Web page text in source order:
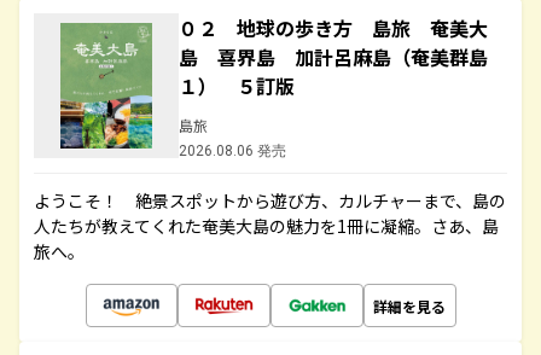
０２ 地球の歩き方 島旅 奄美大
島 喜界島 加計呂麻島（奄美群島
１） ５訂版
島旅
2026.08.06 発売
ようこそ！ 絶景スポットから遊び方、カルチャーまで、島の
人たちが教えてくれた奄美大島の魅力を1冊に凝縮。さあ、島
旅へ。
詳細を見る